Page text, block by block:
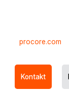
procore.com
Kontakt